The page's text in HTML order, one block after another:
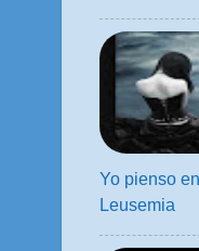
Yo pienso
Leusemia